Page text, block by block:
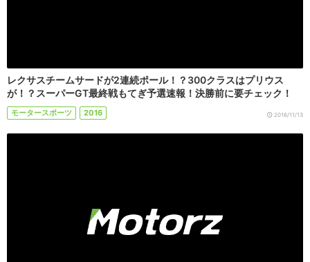
レクサスチームサードが2連続ポール！？300クラスはプリウス
が！？スーパーGT最終戦もてぎ予選速報！決勝前に要チェック！
モータースポーツ 2016 2016/11/13